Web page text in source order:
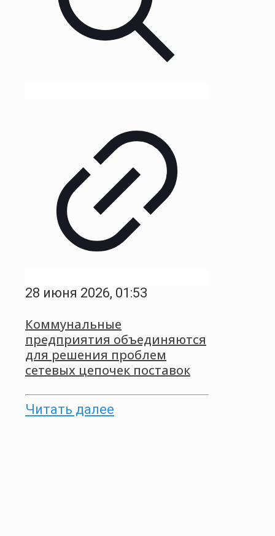
28 июня 2026, 01:53
Коммунальные
предприятия объединяются
для решения проблем
сетевых цепочек поставок
Читать далее